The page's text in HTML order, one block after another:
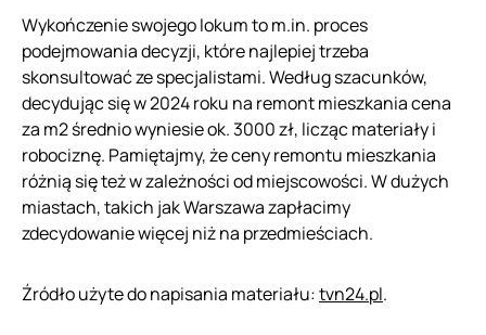
Wykończenie swojego lokum to m.in. proces
podejmowania decyzji, które najlepiej trzeba
skonsultować ze specjalistami. Według szacunków,
decydując się w 2024 roku na remont mieszkania cena
za m2 średnio wyniesie ok. 3000 zł, licząc materiały i
robociznę. Pamiętajmy, że ceny remontu mieszkania
różnią się też w zależności od miejscowości. W dużych
miastach, takich jak Warszawa zapłacimy
zdecydowanie więcej niż na przedmieściach.
Źródło użyte do napisania materiału:tvn24.pl.